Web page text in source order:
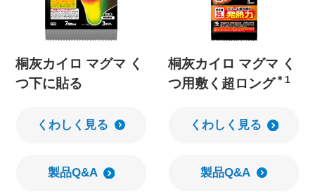
桐灰カイロ マグマ く
つ下に貼る
くわしく見る
製品Q&A
桐灰カイロ マグマ く
つ用敷く超ロング＊1
くわしく見る
製品Q&A